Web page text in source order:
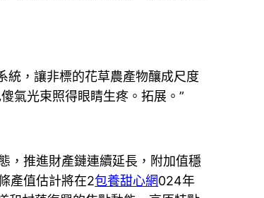
統，讓非標的花草農產物釀成尺度
氣光束照得眼睛生疼。拓展。”
，推進財產鏈連續延長，附加值穩
產值估計將在2包養甜心網024年